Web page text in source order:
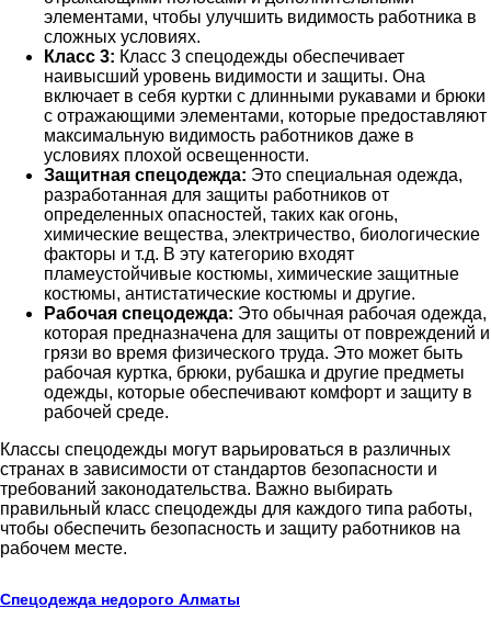
элементами, чтобы улучшить видимость работника в
сложных условиях.
Класс 3: Класс 3 спецодежды обеспечивает
наивысший уровень видимости и защиты. Она
включает в себя куртки с длинными рукавами и брюки
с отражающими элементами, которые предоставляют
максимальную видимость работников даже в
условиях плохой освещенности.
Защитная спецодежда: Это специальная одежда,
разработанная для защиты работников от
определенных опасностей, таких как огонь,
химические вещества, электричество, биологические
факторы и т.д. В эту категорию входят
пламеустойчивые костюмы, химические защитные
костюмы, антистатические костюмы и другие.
Рабочая спецодежда: Это обычная рабочая одежда,
которая предназначена для защиты от повреждений и
грязи во время физического труда. Это может быть
рабочая куртка, брюки, рубашка и другие предметы
одежды, которые обеспечивают комфорт и защиту в
рабочей среде.
Классы спецодежды могут варьироваться в различных
странах в зависимости от стандартов безопасности и
требований законодательства. Важно выбирать
правильный класс спецодежды для каждого типа работы,
чтобы обеспечить безопасность и защиту работников на
рабочем месте.
Спецодежда недорого Алматы